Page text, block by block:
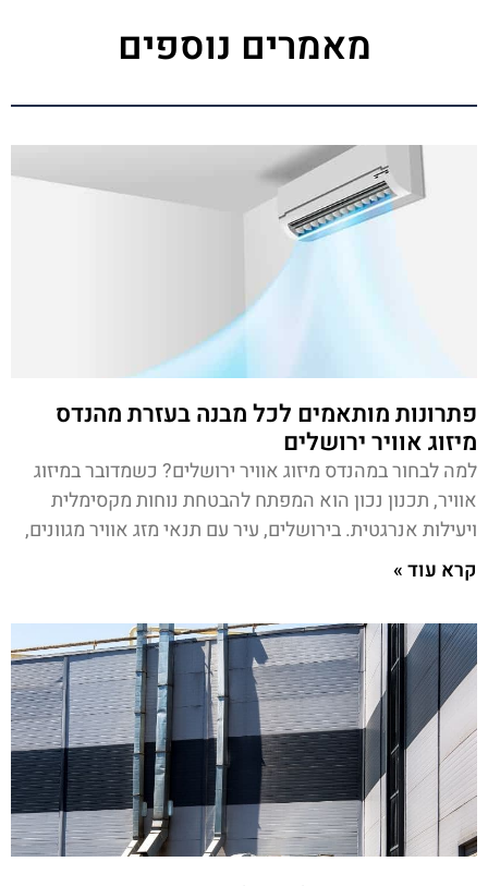
מאמרים נוספים
פתרונות מותאמים לכל מבנה בעזרת מהנדס
מיזוג אוויר ירושלים
למה לבחור במהנדס מיזוג אוויר ירושלים? כשמדובר במיזוג
אוויר, תכנון נכון הוא המפתח להבטחת נוחות מקסימלית
ויעילות אנרגטית. בירושלים, עיר עם תנאי מזג אוויר מגוונים,
קרא עוד »